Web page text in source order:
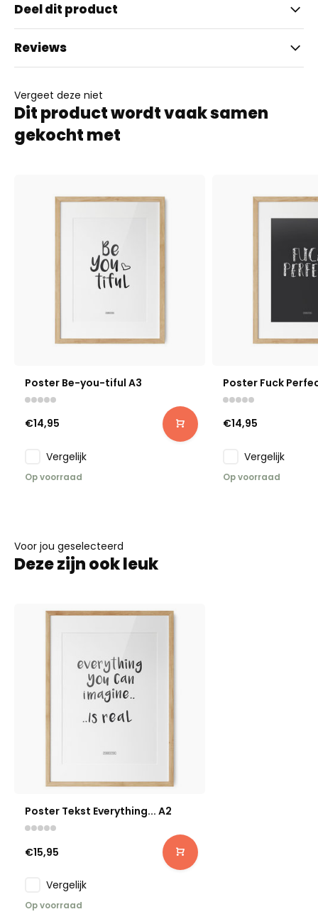
Deel dit product
Reviews
Vergeet deze niet
Dit product wordt vaak samen
gekocht met
Poster Be-you-tiful A3
€14,95
Vergelijk
Op voorraad
Poster Fuck
€14,95
Vergelijk
Op voorraad
Voor jou geselecteerd
Deze zijn ook leuk
Poster Tekst Everything... A2
€15,95
Vergelijk
Op voorraad